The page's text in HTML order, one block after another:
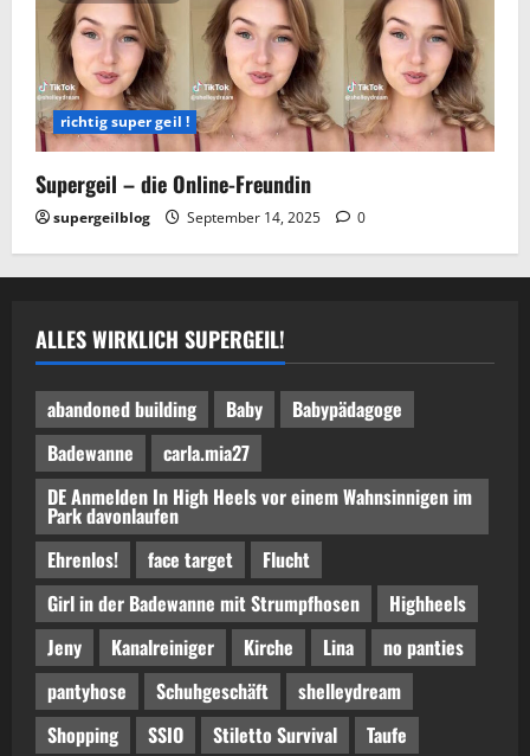
richtig super geil !
Supergeil – die Online-Freundin
supergeilblog September 14, 2025 0
ALLES WIRKLICH SUPERGEIL!
abandoned building Baby
Babypädagoge
Badewanne
carla.mia27
DE Anmelden In High Heels vor einem Wahnsinnigen im
Park davonlaufen
Ehrenlos!
face target
Flucht
Girl in der Badewanne mit Strumpfhosen
Highheels
Jeny
Kanalreiniger Kirche Lina
no panties
pantyhose
Schuhgeschäft
shelleydream
Shopping
SSIO Stiletto Survival Taufe